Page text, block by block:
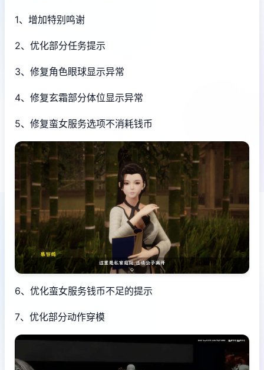
1、增加特别鸣谢
2、优化部分任务提示
3、修复角色眼球显示异常
4、修复玄霜部分体位显示异常
5、修复蛮女服务选项不消耗钱币
6、优化蛮女服务钱币不足的提示
7、优化部分动作穿模